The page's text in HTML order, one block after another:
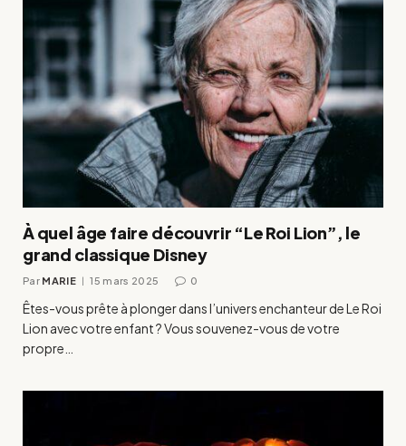
À quel âge faire découvrir “Le Roi Lion”, le
grand classique Disney
Par MARIE 15 mars 2025 0
Êtes-vous prête à plonger dans l’univers enchanteur de Le Roi
Lion avec votre enfant ? Vous souvenez-vous de votre
propre…